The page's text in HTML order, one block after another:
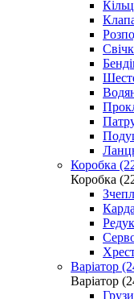
Коробка
Коробка
Варіатор
Варіатор